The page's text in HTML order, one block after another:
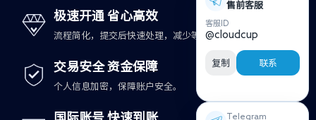
极速开通 省心高效
流程简化，提交后快速处理，减少等待时间。
交易安全 资金保障
个人信息加密，保障账户安全。
售前客服
客服ID
@cloudcup
复制 联系
Telegram